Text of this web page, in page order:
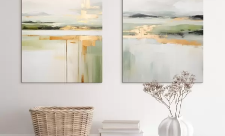
Cuadros populares
Más popular
Borrar todos los filtros